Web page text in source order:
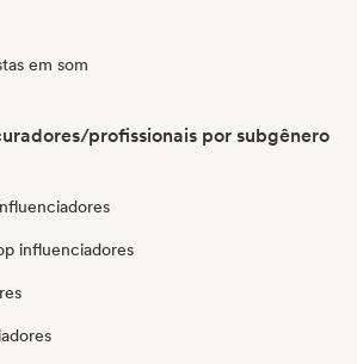
em som
profissionais por subgênero
influenciadores